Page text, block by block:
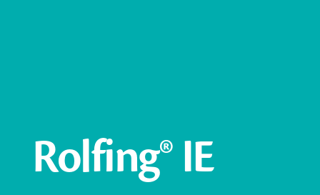
Rolfing® IE